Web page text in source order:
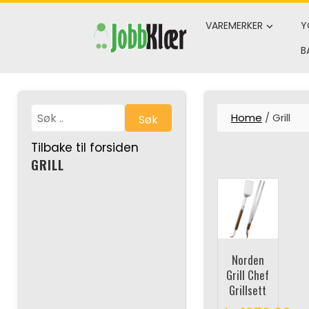
Skip
VAREMERKER
Søk
Tilbake til forsiden
GRILL
Home / Grill
Norden
Grill Chef
Grillsett